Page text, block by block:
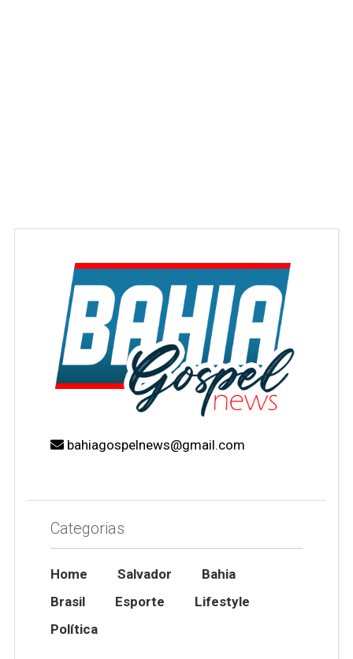
bahiagospelnews@gmail.com
Categorias
Home Salvador
Bahia
Brasil
Esporte
Lifestyle
Política